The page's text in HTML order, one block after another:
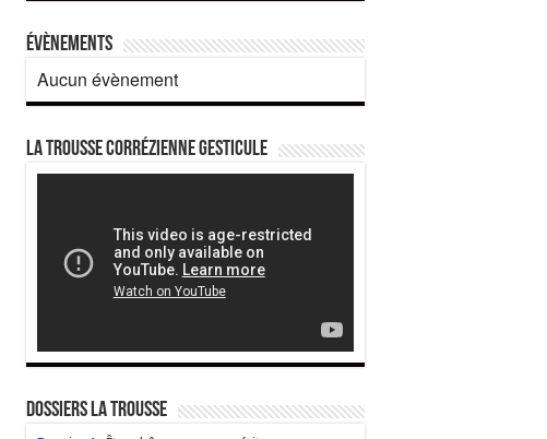
Évènements
Aucun évènement
La Trousse corrézienne gesticule
Dossiers La Trousse